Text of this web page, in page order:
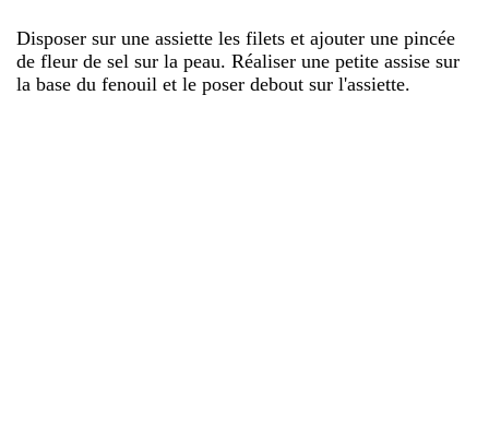
Disposer sur une assiette les filets et ajouter une pincée
de fleur de sel sur la peau. Réaliser une petite assise sur
la base du fenouil et le poser debout sur l'assiette.